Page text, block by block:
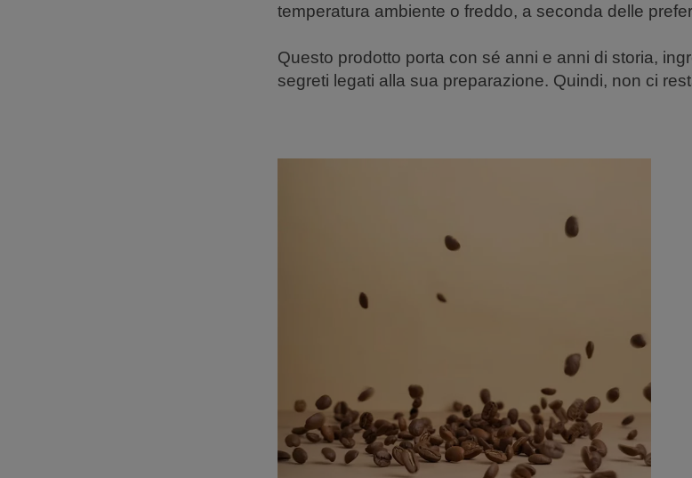
temperatura ambiente o freddo, a seconda delle
Questo prodotto porta con sé anni e anni di storia,
segreti legati alla sua preparazione. Quindi, non ci